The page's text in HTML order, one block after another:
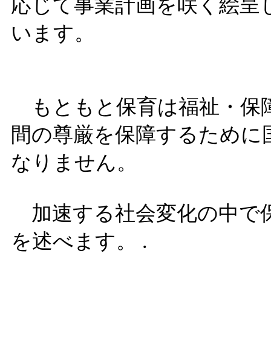
応じて事業計画を咲く絵
います。
もともと保育は福祉・保
間の尊厳を保障するため
なりません。
加速する社会変化の中で
を述べます。 .